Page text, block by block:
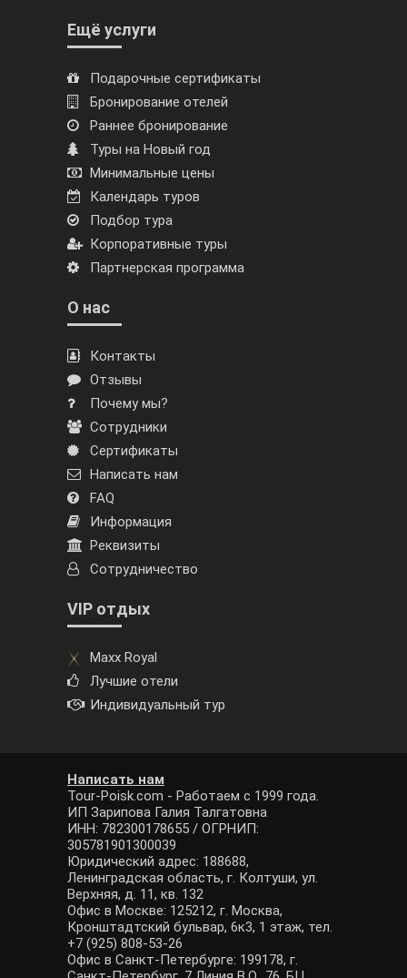
Ещё услуги
Подарочные сертификаты
Бронирование отелей
Раннее бронирование
Туры на Новый год
Минимальные цены
Календарь туров
Подбор тура
Корпоративные туры
Партнерская программа
О нас
Контакты
Отзывы
Почему мы?
Сотрудники
Сертификаты
Написать нам
FAQ
Информация
Реквизиты
Сотрудничество
VIP отдых
Maxx Royal
Лучшие отели
Индивидуальный тур
Написать нам
Tour-Poisk.com - Работаем с 1999 года.
ИП Зарипова Галия Талгатовна
ИНН: 782300178655 / ОГРНИП:
305781901300039
Юридический адрес: 188688,
Ленинградская область, г. Колтуши, ул.
Верхняя, д. 11, кв. 132
Офис в Москве: 125212, г. Москва,
Кронштадтский бульвар, 6к3, 1 этаж, тел.
+7 (925) 808-53-26
Офис в Санкт-Петербурге: 199178, г.